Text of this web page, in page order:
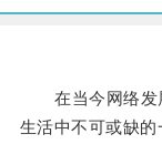
在当今网络发
生活中不可或缺的